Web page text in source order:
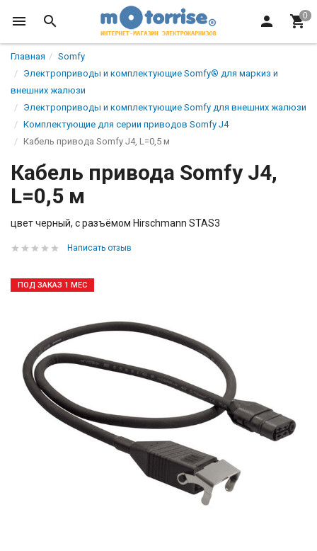
Главная
Somfy
Электроприводы и комплектующие Somfy® для маркиз и
внешних жалюзи
Электроприводы и комплектующие Somfy для внешних жалюзи
Комплектующие для серии приводов Somfy J4
Кабель привода Somfy J4, L=0,5 м
Кабель привода Somfy J4,
L=0,5 м
цвет черный, с разъёмом Hirschmann STAS3
Написать отзыв
ПОД ЗАКАЗ 1 МЕС